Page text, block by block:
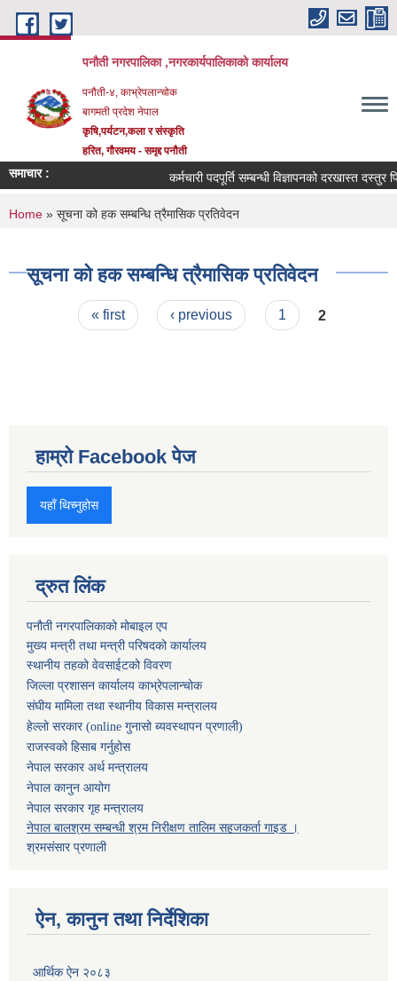
Skip to main content
पनौती नगरपालिका ,नगरकार्यपालिकाको कार्यालय
पनौती-४, काभ्रेपलान्चोक
बागमती प्रदेश नेपाल
कृषि,पर्यटन,कला र संस्कृति
हरित, गौरवमय - समृद्द पनौती
समाचार : कर्मचारी पदपूर्ति सम्बन्धी विज्ञापनको दरखास्त दस्तुर
You are here
Home » सूचना को हक सम्बन्धि त्रैमासिक प्रतिवेदन
सूचना को हक सम्बन्धि त्रैमासिक प्रतिवेदन
Pages« first ‹ previous 1 2
हाम्रो Facebook पेज
यहाँ थिच्नुहोस
द्रुत लिंक
पनौती नगरपालिकाको मोबाइल एप
मुख्य मन्त्री तथा मन्त्री परिषदको कार्यालय
स्थानीय तहको वेवसाईटको विवरण
जिल्ला प्रशासन कार्यालय काभ्रेपलान्चोक
संघीय मामिला तथा स्थानीय विकास मन्त्रालय
हेल्लो सरकार (online गुनासो ब्यवस्थापन प्रणाली)
राजस्वको हिसाब गर्नुहोस
नेपाल सरकार अर्थ मन्त्रालय
नेपाल कानुन आयोग
नेपाल सरकार गृह मन्त्रालय
नेपाल बालश्रम सम्बन्धी श्रम निरीक्षण तालिम सहजकर्ता गाइड ।
श्रमसंसार प्रणाली
ऐन, कानुन तथा निर्देशिका
आर्थिक ऐन २०८३